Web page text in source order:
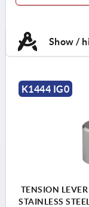
Show /
K1444 IG0
TENSION
STAINLESS